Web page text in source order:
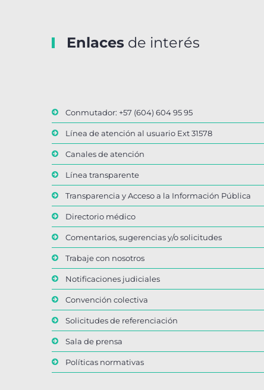
Enlaces de interés
Conmutador: +57 (604) 604 95 95
Línea de atención al usuario Ext 31578
Canales de atención
Línea transparente
Transparencia y Acceso a la Información Pública
Directorio médico
Comentarios, sugerencias y/o solicitudes
Trabaje con nosotros
Notificaciones judiciales
Convención colectiva
Solicitudes de referenciación
Sala de prensa
Políticas normativas